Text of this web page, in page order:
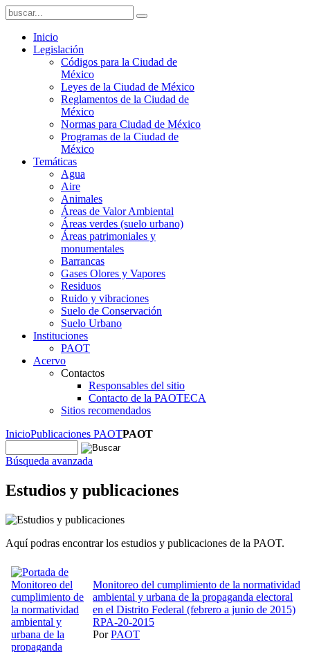
Inicio
Legislación
Códigos para la Ciudad de
México
Leyes de la Ciudad de México
Reglamentos de la Ciudad de
México
Normas para Ciudad de México
Programas de la Ciudad de
México
Temáticas
Agua
Aire
Animales
Áreas de Valor Ambiental
Áreas verdes (suelo urbano)
Áreas patrimoniales y
monumentales
Barrancas
Gases Olores y Vapores
Residuos
Ruido y vibraciones
Suelo de Conservación
Suelo Urbano
Instituciones
PAOT
Acervo
Contactos
Responsables del sitio
Contacto de la PAOTECA
Sitios recomendados
InicioPublicaciones PAOTPAOT
Búsqueda avanzada
Estudios y publicaciones
Aquí podras encontrar los estudios y publicaciones de la PAOT.
Monitoreo del cumplimiento de la normatividad
ambiental y urbana de la propaganda electoral
en el Distrito Federal (febrero a junio de 2015)
RPA-20-2015
PorPAOT